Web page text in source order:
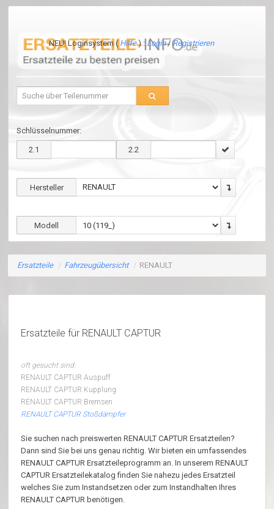
NEU! Loginsystem ( Hilfe) : Login/Registrieren
Schlüsselnummer:
2.1 2.2
Hersteller
Modell
Ersatzteile / Fahrzeugübersicht / RENAULT
Ersatzteile für RENAULT CAPTUR
oft gesucht sind:
RENAULT CAPTUR Auspuff
RENAULT CAPTUR Kupplung
RENAULT CAPTUR Bremsen
RENAULT CAPTUR Stoßdämpfer
Sie suchen nach preiswerten RENAULT CAPTUR Ersatzteilen?
Dann sind Sie bei uns genau richtig. Wir bieten ein umfassendes
RENAULT CAPTUR Ersatzteileprogramm an. In unserem RENAULT
CAPTUR Ersatzteilekatalog finden Sie nahezu jedes Ersatzteil
welches Sie zum Instandsetzen oder zum Instandhalten Ihres
RENAULT CAPTUR benötigen.